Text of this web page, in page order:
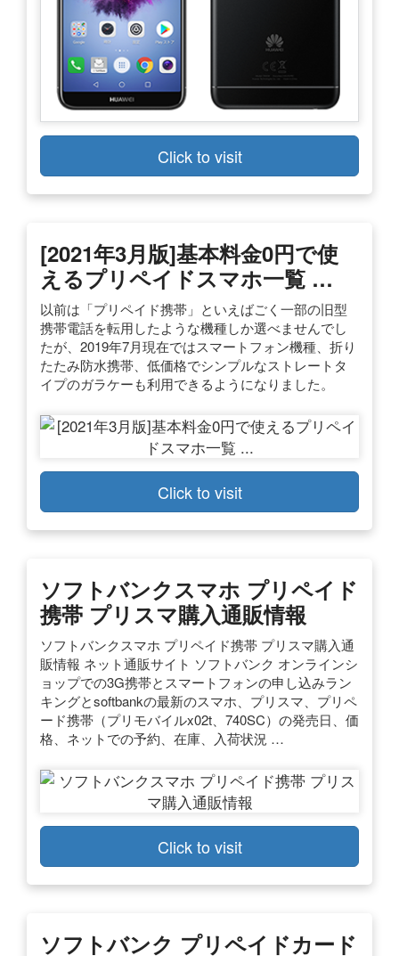
Click to visit
[2021年3月版]基本料金0円で使
えるプリペイドスマホ一覧 …
以前は「プリペイド携帯」といえばごく一部の旧型
携帯電話を転用したような機種しか選べませんでし
たが、2019年7月現在ではスマートフォン機種、折り
たたみ防水携帯、低価格でシンプルなストレートタ
イプのガラケーも利用できるようになりました。
Click to visit
ソフトバンクスマホ プリペイド
携帯 プリスマ購入通販情報
ソフトバンクスマホ プリペイド携帯 プリスマ購入通
販情報 ネット通販サイト ソフトバンク オンラインシ
ョップでの3G携帯とスマートフォンの申し込みラン
キングとsoftbankの最新のスマホ、プリスマ、プリペ
ード携帯（プリモバイルx02t、740SC）の発売日、価
格、ネットでの予約、在庫、入荷状況 …
Click to visit
ソフトバンク プリペイドカード